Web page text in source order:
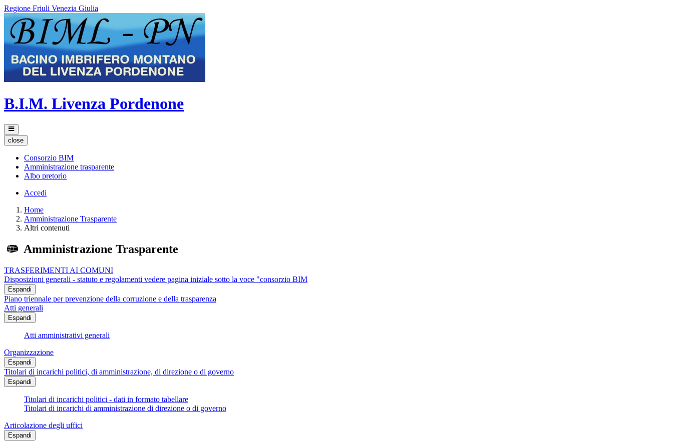
Regione Friuli Venezia Giulia
B.I.M. Livenza Pordenone
close
Consorzio BIM
Amministrazione trasparente
Albo pretorio
Accedi
Home
Amministrazione Trasparente
Altri contenuti
Amministrazione Trasparente
TRASFERIMENTI AI COMUNI
Disposizioni generali - statuto e regolamenti vedere pagina iniziale sotto la voce "consorzio BIM
Espandi
Piano triennale per prevenzione della corruzione e della trasparenza
Atti generali
Espandi
Atti amministrativi generali
Organizzazione
Espandi
Titolari di incarichi politici, di amministrazione, di direzione o di governo
Espandi
Titolari di incarichi politici - dati in formato tabellare
Titolari di incarichi di amministrazione di direzione o di governo
Articolazione degli uffici
Espandi